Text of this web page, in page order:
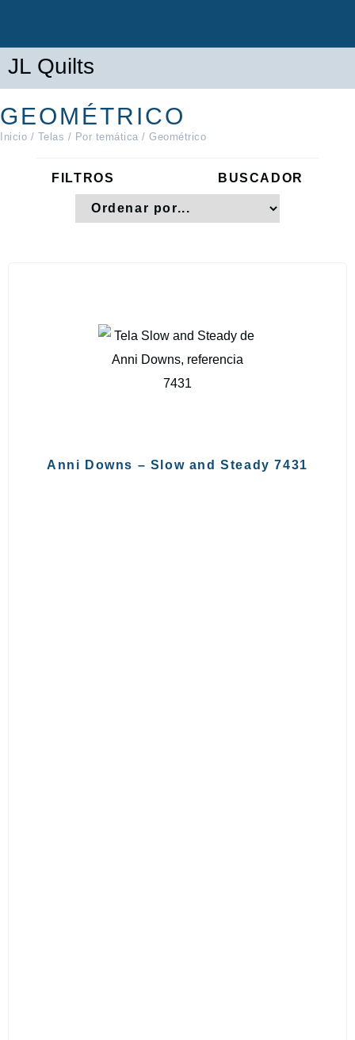
JL Quilts
GEOMÉTRICO
Inicio / Telas / Por temática / Geométrico
FILTROS BUSCADOR
Anni Downs – Slow and Steady 7431